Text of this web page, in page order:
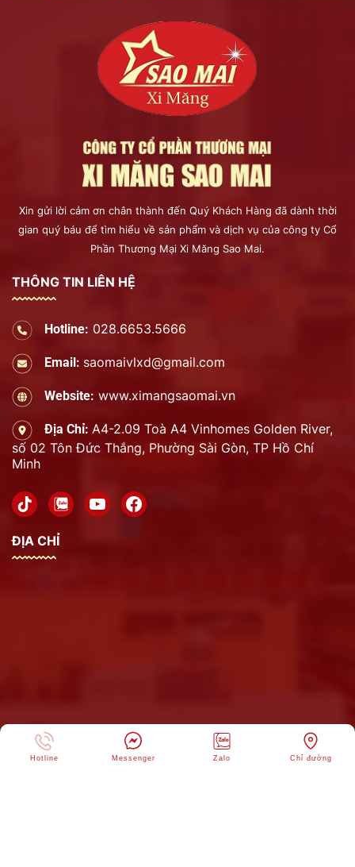
Xin gửi lời cảm ơn chân thành đến Quý Khách Hàng đã dành thời
gian quý báu để tìm hiểu về sản phẩm và dịch vụ của công ty Cổ
Phần Thương Mại Xi Măng Sao Mai.
THÔNG TIN LIÊN HỆ
Hotline: 028.6653.5666
Email: saomaivlxd@gmail.com
Website: www.ximangsaomai.vn
Địa Chỉ: A4-2.09 Toà A4 Vinhomes Golden River,
số 02 Tôn Đức Thắng, Phường Sài Gòn, TP Hồ Chí
Minh
ĐỊA CHỈ
Hotline Messenger Zalo Chỉ đường